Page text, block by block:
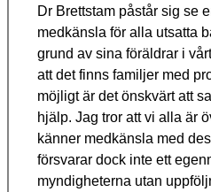
Dr Brettstam påstår sig se
medkänsla för alla utsatta
grund av sina föräldrar i
att det finns familjer med
möjligt är det önskvärt att
hjälp. Jag tror att vi alla är
känner medkänsla med
försvarar dock inte ett
myndigheterna utan